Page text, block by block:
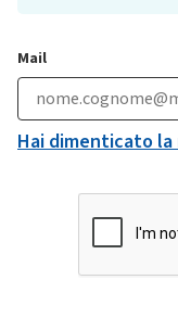
Mail
Hai dimenticato la